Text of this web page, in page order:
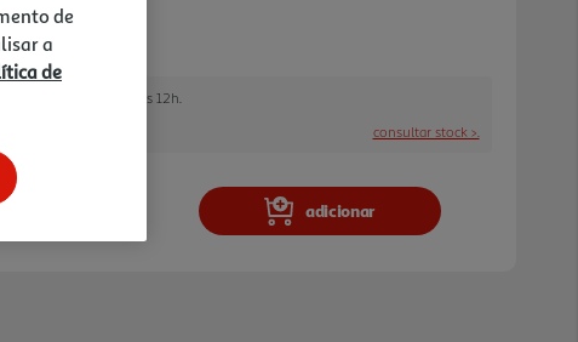
, se encomendar até às 12h.
consultar stock >.
adicionar
de
a
de